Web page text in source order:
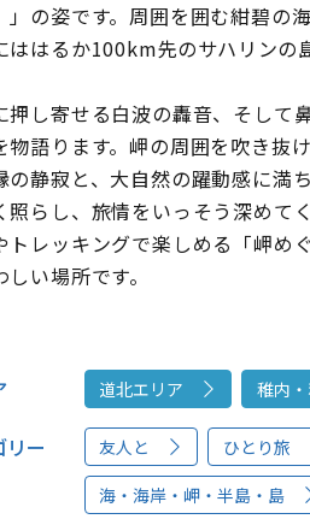
」の姿です。周囲を囲む紺碧の
ははるか100km先のサハリンの
押し寄せる白波の轟音、そして
物語ります。岬の周囲を吹き抜
の静寂と、大自然の躍動感に満
照らし、旅情をいっそう深めて
トレッキングで楽しめる「岬め
い場所です。
道北エリア 稚内
リー 友人と ひとり旅
海・海岸・岬・半島・島